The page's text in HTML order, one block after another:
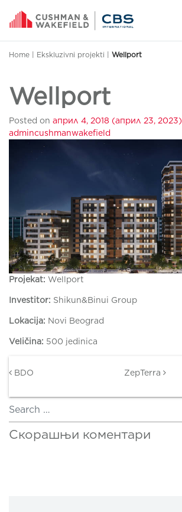
Home Ekskluzivni projekti Wellport
Wellport
Posted on април 4, 2018 (април 23, 2023)
admincushmanwakefield
Projekat: Wellport
Investitor: Shikun&Binui Group
Lokacija: Novi Beograd
Veličina: 500 jedinica
BDO ZepTerra
Search
Скорашњи коментари